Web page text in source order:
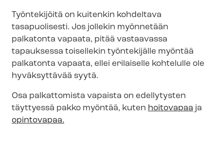
Työntekijöitä on kuitenkin kohdeltava
tasapuolisesti. Jos jollekin myönnetään
palkatonta vapaata, pitää vastaavassa
tapauksessa toisellekin työntekijälle myöntää
palkatonta vapaata, ellei erilaiselle kohtelulle ole
hyväksyttävää syytä.
Osa palkattomista vapaista on edellytysten
täyttyessä pakko myöntää, kuten hoitovapaa ja
opintovapaa.